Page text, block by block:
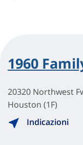
1960
20320 Northwest
Houston (1F)
Indicazioni